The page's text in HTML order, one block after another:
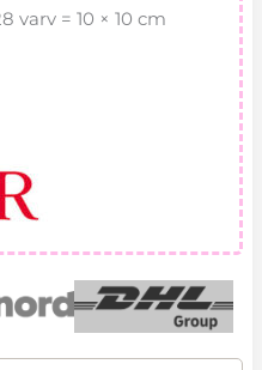
varv = 10 × 10 cm